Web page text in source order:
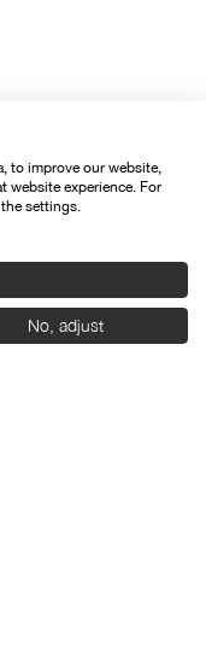
to improve our website,
website experience. For
settings.
No, adjust